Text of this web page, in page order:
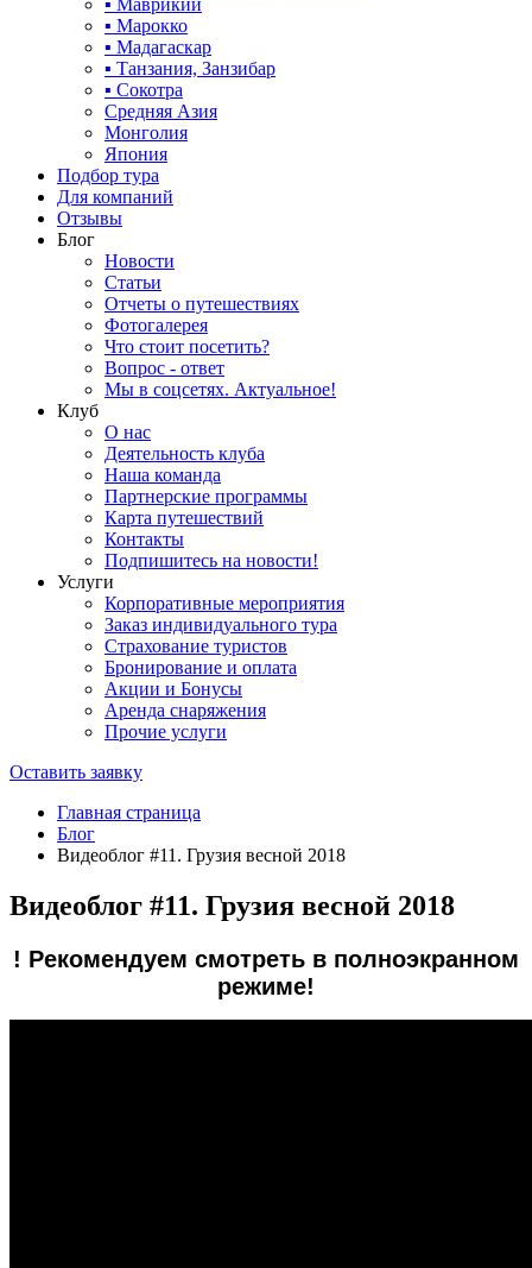
▪ Маврикий
▪ Марокко
▪ Мадагаскар
▪ Танзания, Занзибар
▪ Сокотра
Средняя Азия
Монголия
Япония
Подбор тура
Для компаний
Отзывы
Блог
Новости
Статьи
Отчеты о путешествиях
Фотогалерея
Что стоит посетить?
Вопрос - ответ
Мы в соцсетях. Актуальное!
Клуб
О нас
Деятельность клуба
Наша команда
Партнерские программы
Карта путешествий
Контакты
Подпишитесь на новости!
Услуги
Корпоративные мероприятия
Заказ индивидуального тура
Страхование туристов
Бронирование и оплата
Акции и Бонусы
Аренда снаряжения
Прочие услуги
Оставить заявку
Главная страница
Блог
Видеоблог #11. Грузия весной 2018
Видеоблог #11. Грузия весной 2018
! Рекомендуем смотреть в полноэкранном
режиме!